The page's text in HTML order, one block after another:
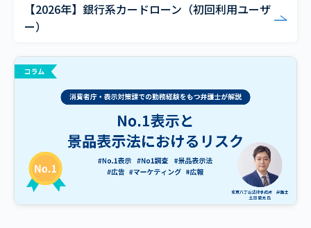
【2026年】銀行系カードローン（初回利用ユーザ
ー）